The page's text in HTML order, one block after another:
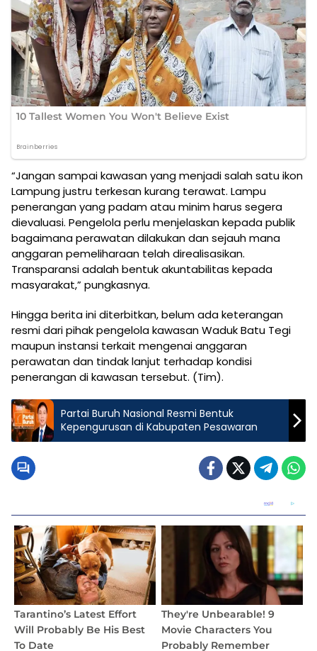
“Jangan sampai kawasan yang menjadi salah satu ikon
Lampung justru terkesan kurang terawat. Lampu
penerangan yang padam atau minim harus segera
dievaluasi. Pengelola perlu menjelaskan kepada publik
bagaimana perawatan dilakukan dan sejauh mana
anggaran pemeliharaan telah direalisasikan.
Transparansi adalah bentuk akuntabilitas kepada
masyarakat,” pungkasnya.
Hingga berita ini diterbitkan, belum ada keterangan
resmi dari pihak pengelola kawasan Waduk Batu Tegi
maupun instansi terkait mengenai anggaran
perawatan dan tindak lanjut terhadap kondisi
penerangan di kawasan tersebut. (Tim).
Partai Buruh Nasional Resmi Bentuk
Kepengurusan di Kabupaten Pesawaran